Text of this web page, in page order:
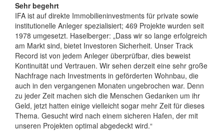
Sehr begehrt
IFA ist auf direkte Immobilieninvestments für private sowie
institutionelle Anleger spezialisiert; 469 Projekte wurden seit
1978 umgesetzt. Haselberger: „Dass wir so lange erfolgreich
am Markt sind, bietet Investoren Sicherheit. Unser Track
Record ist von jedem Anleger überprüfbar, dies beweist
Kontinuität und Vertrauen. Wir sehen derzeit eine sehr große
Nachfrage nach Investments in geförderten Wohnbau, die
auch in den vergangenen Monaten ungebrochen war. Denn
zu jeder Zeit machen sich die Menschen Gedanken um ihr
Geld, jetzt hatten einige vielleicht sogar mehr Zeit für dieses
Thema. Gesucht wird nach einem sicheren Hafen, der mit
unseren Projekten optimal abgedeckt wird.“